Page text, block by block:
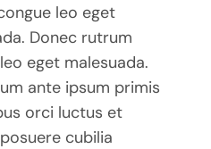
leo eget
Donec rutrum
eget malesuada.
ante ipsum primis
orci luctus et
cubilia